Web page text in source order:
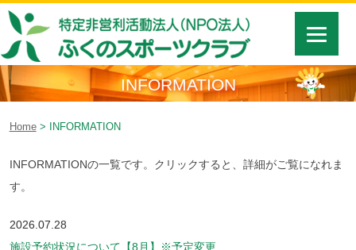
INFORMATION
Home> INFORMATION
INFORMATIONの一覧です。クリックすると、詳細がご覧になれま
す。
2026.07.28
施設予約状況について【8月】※予定変更